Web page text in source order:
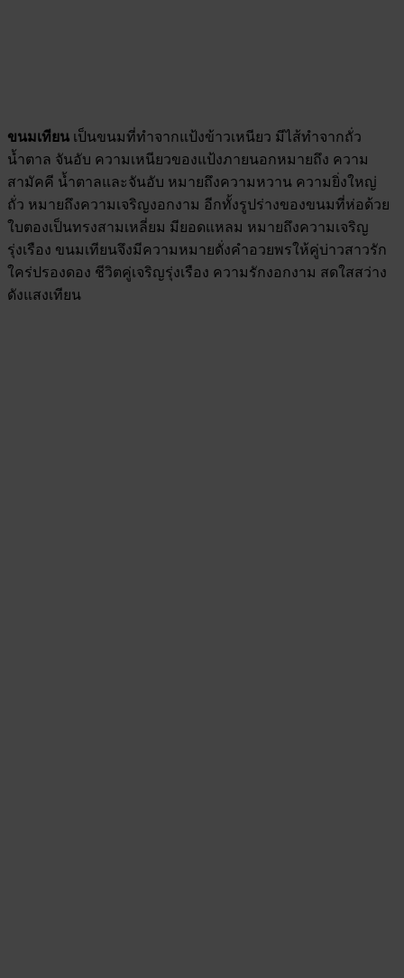
ขนมเทียน เป็นขนมที่ทำจากแป้งข้าวเหนียว มีไส้ทำจากถั่ว
น้ำตาล จันอับ ความเหนียวของแป้งภายนอกหมายถึง ความ
สามัคคี น้ำตาลและจันอับ หมายถึงความหวาน ความยิ่งใหญ่
ถั่ว หมายถึงความเจริญงอกงาม อีกทั้งรูปร่างของขนมที่ห่อด้วย
ใบตองเป็นทรงสามเหลี่ยม มียอดแหลม หมายถึงความเจริญ
รุ่งเรือง ขนมเทียนจึงมีความหมายดั่งคำอวยพรให้คู่บ่าวสาวรัก
ใคร่ปรองดอง ชีวิตคู่เจริญรุ่งเรือง ความรักงอกงาม สดใสสว่าง
ดังแสงเทียน